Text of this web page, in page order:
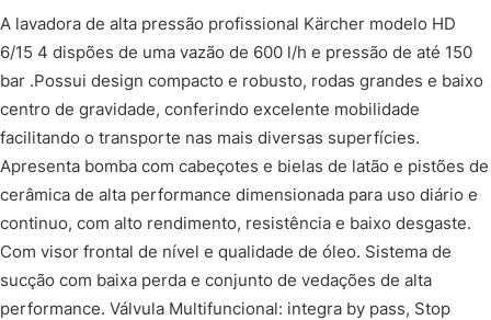
A lavadora de alta pressão profissional Kärcher modelo HD
6/15 4 dispões de uma vazão de 600 l/h e pressão de até 150
bar .Possui design compacto e robusto, rodas grandes e baixo
centro de gravidade, conferindo excelente mobilidade
facilitando o transporte nas mais diversas superfícies.
Apresenta bomba com cabeçotes e bielas de latão e pistões de
cerâmica de alta performance dimensionada para uso diário e
continuo, com alto rendimento, resistência e baixo desgaste.
Com visor frontal de nível e qualidade de óleo. Sistema de
sucção com baixa perda e conjunto de vedações de alta
performance. Válvula Multifuncional: integra by pass, Stop